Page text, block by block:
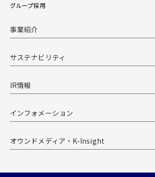
グループ採用
事業紹介
サステナビリティ
IR情報
インフォメーション
オウンドメディア・K-Insight